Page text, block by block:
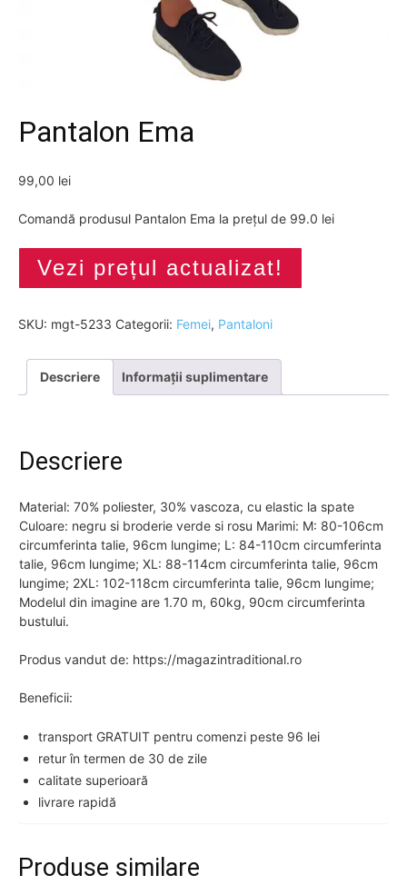
Pantalon Ema
99,00 lei
Comandă produsul Pantalon Ema la prețul de 99.0 lei
Vezi prețul actualizat!
SKU: mgt-5233 Categorii: Femei, Pantaloni
Descriere Informații suplimentare
Descriere
Material: 70% poliester, 30% vascoza, cu elastic la spate
Culoare: negru si broderie verde si rosu Marimi: M: 80-106cm
circumferinta talie, 96cm lungime; L: 84-110cm circumferinta
talie, 96cm lungime; XL: 88-114cm circumferinta talie, 96cm
lungime; 2XL: 102-118cm circumferinta talie, 96cm lungime;
Modelul din imagine are 1.70 m, 60kg, 90cm circumferinta
bustului.
Produs vandut de: https://magazintraditional.ro
Beneficii:
transport GRATUIT pentru comenzi peste 96 lei
retur în termen de 30 de zile
calitate superioară
livrare rapidă
Produse similare